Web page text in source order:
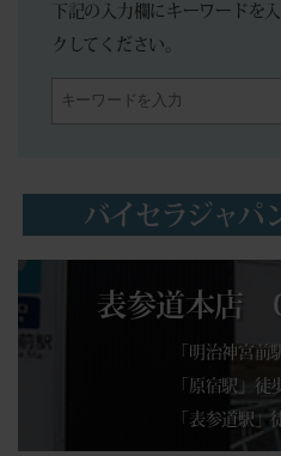
下記の入力欄にキーワードを
クしてください。
バイセラジャパ
表参道本店
「明治神宮前
「原宿駅」徒
「表参道駅」